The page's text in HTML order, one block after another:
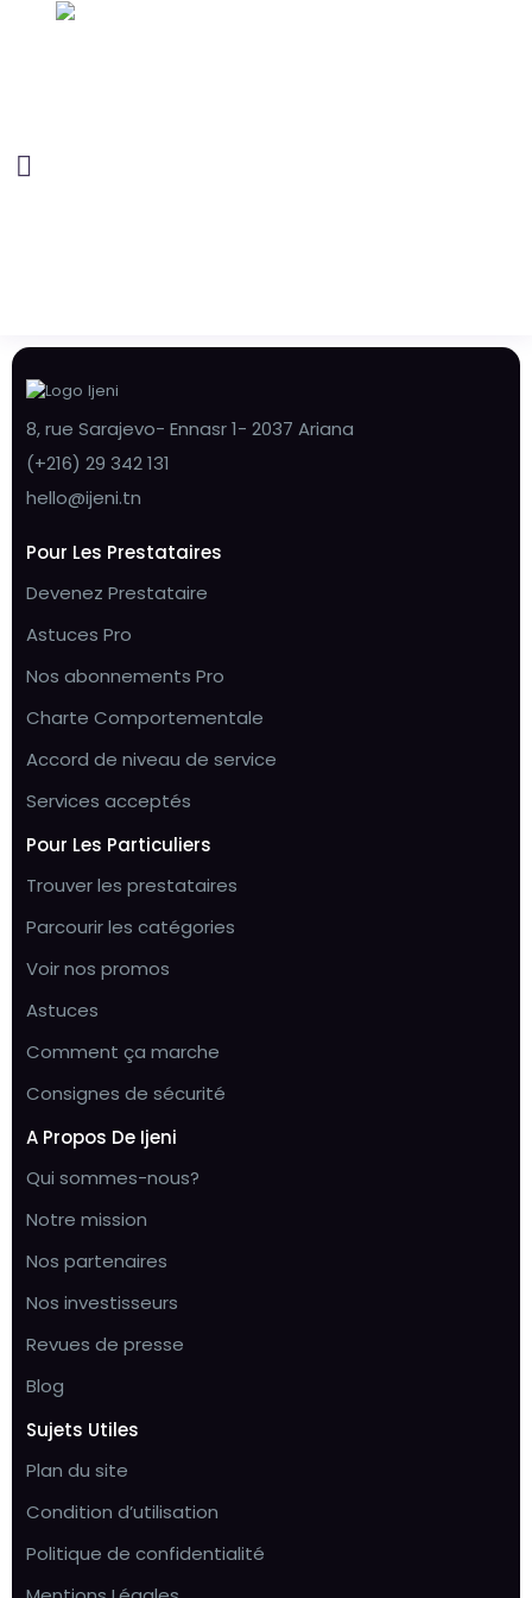
8, rue Sarajevo- Ennasr 1- 2037 Ariana
(+216) 29 342 131
hello@ijeni.tn
Pour Les Prestataires
Devenez Prestataire
Astuces Pro
Nos abonnements Pro
Charte Comportementale
Accord de niveau de service
Services acceptés
Pour Les Particuliers
Trouver les prestataires
Parcourir les catégories
Voir nos promos
Astuces
Comment ça marche
Consignes de sécurité
A Propos De Ijeni
Qui sommes-nous?
Notre mission
Nos partenaires
Nos investisseurs
Revues de presse
Blog
Sujets Utiles
Plan du site
Condition d’utilisation
Politique de confidentialité